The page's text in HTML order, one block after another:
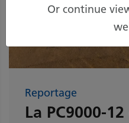
Reportage
La PC9000-
Or continue